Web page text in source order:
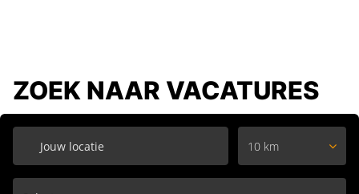
ZOEK NAAR VACATURES
10 km